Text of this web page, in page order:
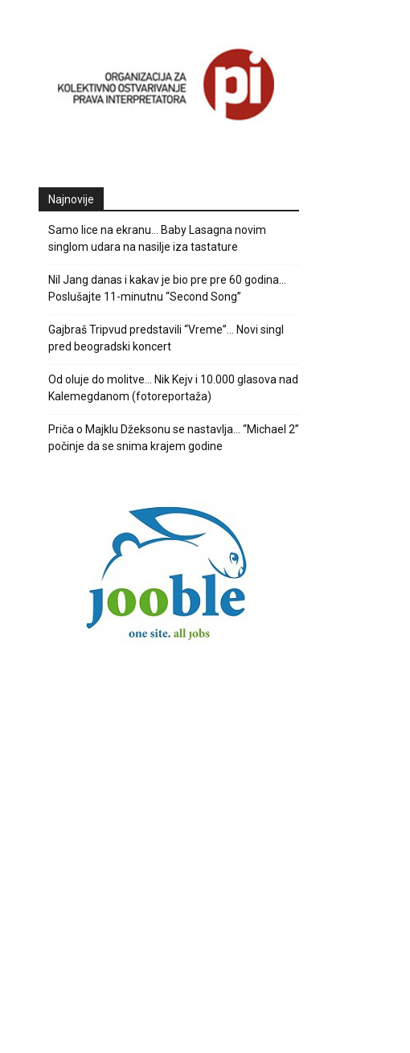
Najnovije
Samo lice na ekranu… Baby Lasagna novim
singlom udara na nasilje iza tastature
Nil Jang danas i kakav je bio pre pre 60 godina…
Poslušajte 11-minutnu “Second Song”
Gajbraš Tripvud predstavili “Vreme”… Novi singl
pred beogradski koncert
Od oluje do molitve… Nik Kejv i 10.000 glasova nad
Kalemegdanom (fotoreportaža)
Priča o Majklu Džeksonu se nastavlja… “Michael 2”
počinje da se snima krajem godine